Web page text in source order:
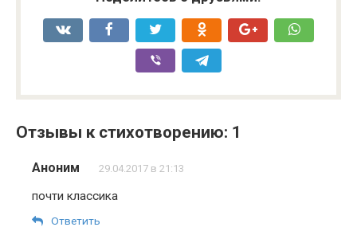
Отзывы к стихотворению: 1
Аноним 29.04.2017 в 21:13
почти классика
Ответить